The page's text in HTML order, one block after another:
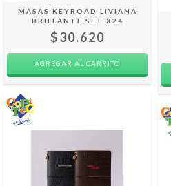
MASAS KEYROAD LIVIANA
BRILLANTE SET X24
$30.620